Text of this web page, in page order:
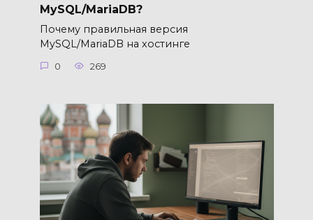
MySQL/MariaDB?
Почему правильная версия
MySQL/MariaDB на хостинге
0 269